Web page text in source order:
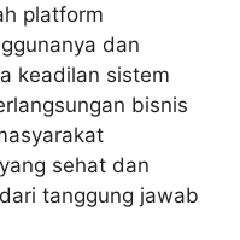
platform
dan
keadilan sistem
bisnis
sehat dan
tanggung jawab